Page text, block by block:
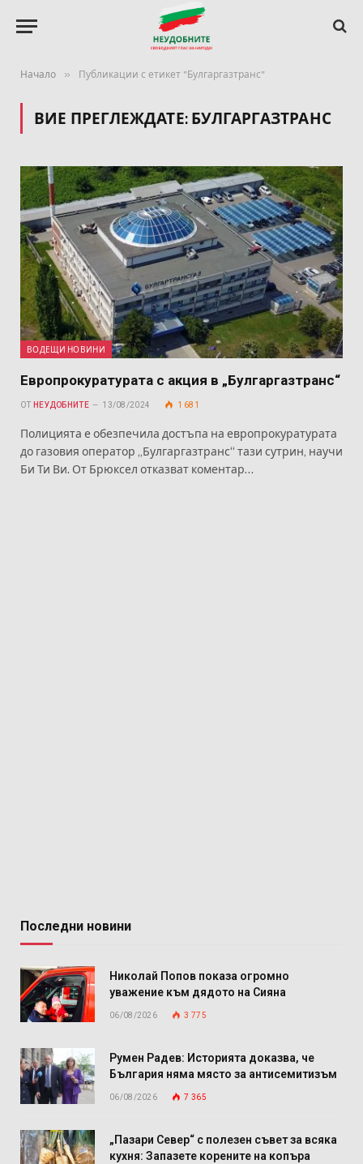
Начало » Публикации с етикет "Булгаргазтранс"
ВИЕ ПРЕГЛЕЖДАТЕ: БУЛГАРГАЗТРАНС
ВОДЕЩИ НОВИНИ
Европрокуратурата с акция в „Булгаргазтранс“
ОТ НЕУДОБНИТЕ 13/08/2024 1 681
Полицията е обезпечила достъпа на европрокуратурата
до газовия оператор „Булгаргазтранс“ тази сутрин, научи
Би Ти Ви. От Брюксел отказват коментар…
Последни новини
Николай Попов показа огромно
уважение към дядото на Сияна
06/08/2026 3 775
Румен Радев: Историята доказва, че
България няма място за антисемитизъм
06/08/2026 7 365
„Пазари Север“ с полезен съвет за всяка
кухня: Запазете корените на копъра